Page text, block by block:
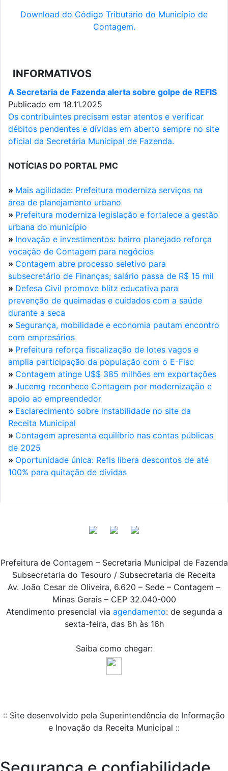
Download do Código Tributário do Município de
Contagem.
INFORMATIVOS
A Secretaria de Fazenda alerta sobre golpe de REFIS
Publicado em 18.11.2025
Os contribuintes precisam estar atentos e verificar
débitos pendentes e dívidas em aberto sempre no site
oficial da Secretária Municipal de Fazenda.
NOTÍCIAS DO PORTAL PMC
» Mais agilidade: Prefeitura moderniza serviços na
área de planejamento urbano
» Prefeitura moderniza legislação e fortalece a gestão
urbana do município
» Inovação e investimentos: bairro planejado reforça
vocação de Contagem para negócios
» Contagem abre processo seletivo para
subsecretário de Finanças; salário passa de R$ 15 mil
» Defesa Civil promove blitz educativa para
prevenção de queimadas e cuidados com a saúde
durante a seca
» Segurança, mobilidade e economia pautam encontro
com empresários
» Prefeitura reforça fiscalização de lotes vagos e
amplia participação da população com o E-Fisc
» Contagem atinge U$$ 385 milhões em exportações
» Jucemg reconhece Contagem por modernização e
apoio ao empreendedor
» Esclarecimento sobre instabilidade no site da
Receita Municipal
» Contagem apresenta equilíbrio nas contas públicas
de 2025
» Oportunidade única: Refis libera descontos de até
100% para quitação de dívidas
Prefeitura de Contagem – Secretaria Municipal de Fazenda
Subsecretaria do Tesouro / Subsecretaria de Receita
Av. João Cesar de Oliveira, 6.620 – Sede – Contagem –
Minas Gerais – CEP 32.040-000
Atendimento presencial via agendamento: de segunda a
sexta-feira, das 8h às 16h
Saiba como chegar:
:: Site desenvolvido pela Superintendência de Informação
e Inovação da Receita Municipal ::